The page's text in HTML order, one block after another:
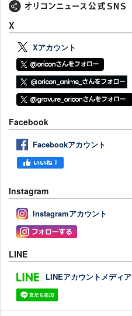
X
Xアカウント
Facebook
Facebookアカウント
Instagram
Instagramアカウント
LINE
LINEアカウントメディア